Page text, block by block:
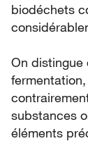
biodéchets
On distingue
substances
éléments